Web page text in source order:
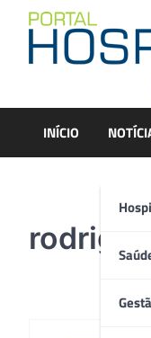
content
INÍCIO